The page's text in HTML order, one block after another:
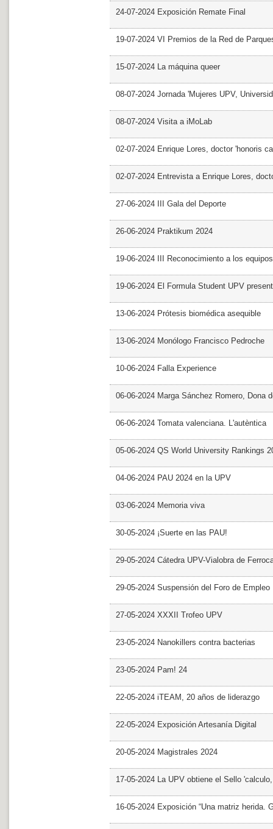
24-07-2024 Exposición Remate Final
19-07-2024 VI Premios de la Red de
15-07-2024 La máquina queer
08-07-2024 Jornada 'Mujeres UPV,
08-07-2024 Visita a iMoLab
02-07-2024 Enrique Lores, doctor 'honoris
02-07-2024 Entrevista a Enrique Lores,
27-06-2024 III Gala del Deporte
26-06-2024 Praktikum 2024
19-06-2024 III Reconocimiento a los
19-06-2024 El Formula Student UPV
13-06-2024 Prótesis biomédica asequible
13-06-2024 Monólogo Francisco Pedroche
10-06-2024 Falla Experience
06-06-2024 Marga Sánchez Romero, Dona
06-06-2024 Tomata valenciana. L'autèntica
05-06-2024 QS World University Rankings
04-06-2024 PAU 2024 en la UPV
03-06-2024 Memoria viva
30-05-2024 ¡Suerte en las PAU!
29-05-2024 Cátedra UPV-Vialobra de
29-05-2024 Suspensión del Foro de Empleo
27-05-2024 XXXII Trofeo UPV
23-05-2024 Nanokillers contra bacterias
23-05-2024 Pam! 24
22-05-2024 iTEAM, 20 años de liderazgo
22-05-2024 Exposición Artesanía Digital
20-05-2024 Magistrales 2024
17-05-2024 La UPV obtiene el Sello
16-05-2024 Exposición “Una matriz herida.